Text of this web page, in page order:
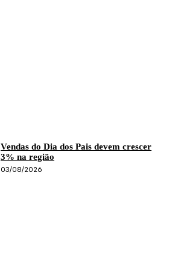
Vendas do Dia dos Pais devem crescer
3% na região
03/08/2026